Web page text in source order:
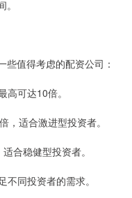
值得考虑的配资公司：
可达10倍。
适合激进型投资者。
合稳健型投资者。
同投资者的需求。